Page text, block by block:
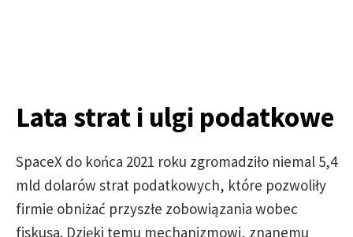
Lata strat i ulgi podatkowe
SpaceX do końca 2021 roku zgromadziło niemal 5,4
mld dolarów strat podatkowych, które pozwoliły
firmie obniżać przyszłe zobowiązania wobec
fiskusa. Dzięki temu mechanizmowi, znanemu